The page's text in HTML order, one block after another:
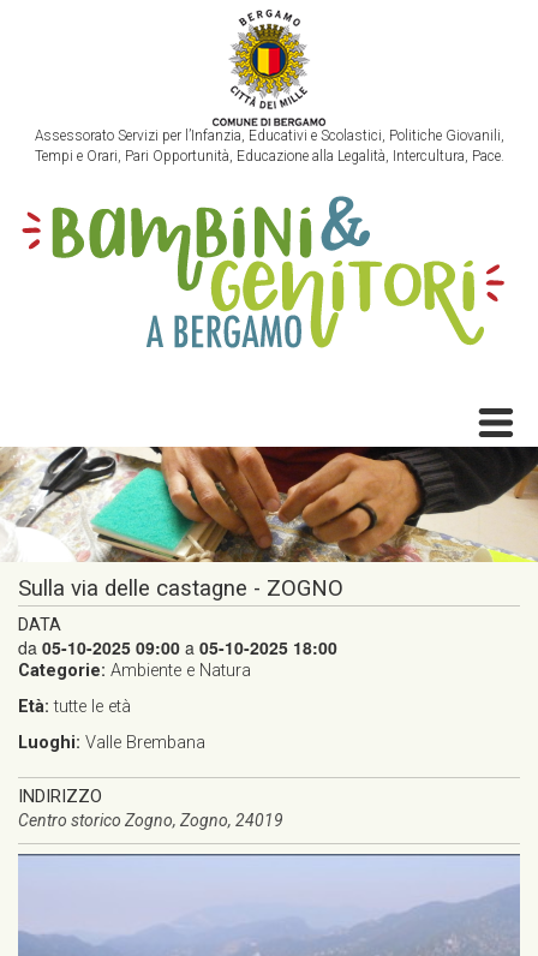
Assessorato Servizi per l’Infanzia, Educativi e Scolastici, Politiche Giovanili,
Tempi e Orari, Pari Opportunità, Educazione alla Legalità, Intercultura, Pace.
Sulla via delle castagne - ZOGNO
DATA
da 05-10-2025 09:00 a 05-10-2025 18:00
Categorie: Ambiente e Natura
Età: tutte le età
Luoghi: Valle Brembana
INDIRIZZO
Centro storico Zogno, Zogno, 24019